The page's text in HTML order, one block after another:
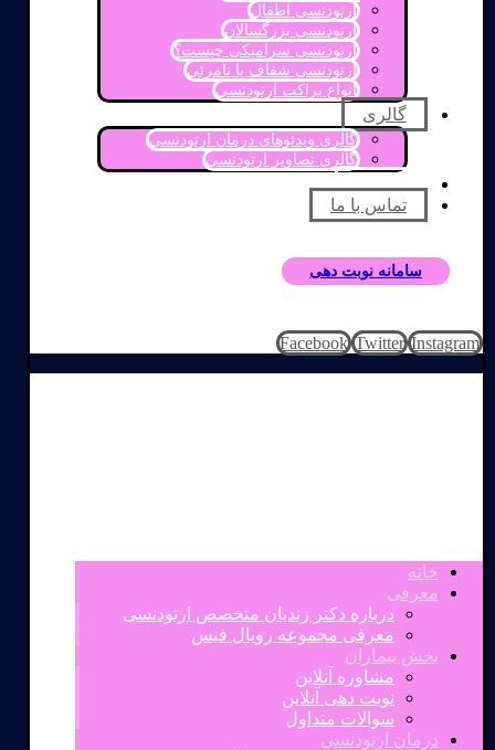
ارتودنسی اطفال
ارتودنسی بزرگسالان
ارتودنسی سرامیکی چیست؟
ارتودنسی شفاف یا نامرئی
انواع براکت ارتودنسی
گالری
گالری ویدئوهای درمان ارتودنسی
گالری تصاویر ارتودنسی
مقالات
تماس با ما
سامانه نوبت دهی
Facebook Twitter Instagram
خانه
معرفی
درباره دکتر زندیان متخصص ارتودنسی
معرفی مجموعه رویال فیس
بخش بیماران
مشاوره آنلاین
نوبت دهی آنلاین
سوالات متداول
درمان ارتودنسی